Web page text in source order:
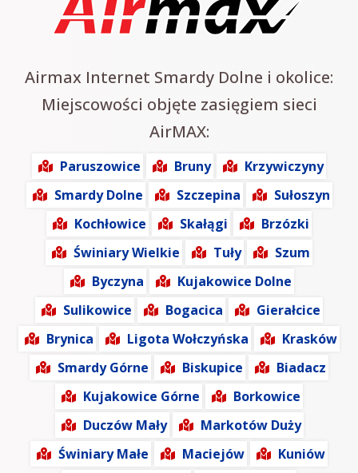
Airmax Internet Smardy Dolne i okolice:
Miejscowości objęte zasięgiem sieci
AirMAX:
Paruszowice Bruny
Krzywiczyny
Smardy Dolne
Szczepina
Sułoszyn
Kochłowice
Skałągi
Brzózki
Świniary Wielkie
Tuły
Szum
Byczyna
Kujakowice Dolne
Sulikowice
Bogacica
Gierałcice
Brynica
Ligota Wołczyńska
Krasków
Smardy Górne
Biskupice
Biadacz
Kujakowice Górne
Borkowice
Duczów Mały
Markotów Duży
Świniary Małe
Maciejów
Kuniów